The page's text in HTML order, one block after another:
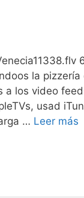
la
los video
usad
… Leer más